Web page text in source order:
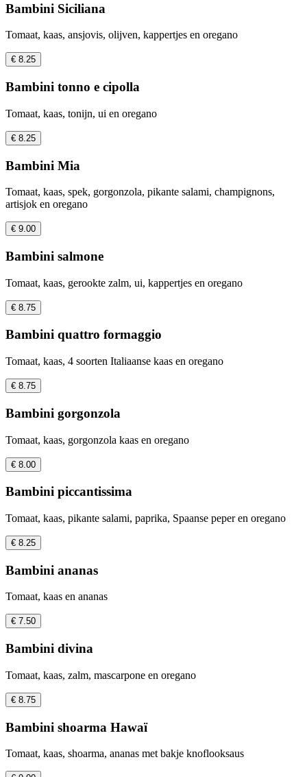
Bambini Siciliana
Tomaat, kaas, ansjovis, olijven, kappertjes en oregano
€ 8.25
Bambini tonno e cipolla
Tomaat, kaas, tonijn, ui en oregano
€ 8.25
Bambini Mia
Tomaat, kaas, spek, gorgonzola, pikante salami, champignons,
artisjok en oregano
€ 9.00
Bambini salmone
Tomaat, kaas, gerookte zalm, ui, kappertjes en oregano
€ 8.75
Bambini quattro formaggio
Tomaat, kaas, 4 soorten Italiaanse kaas en oregano
€ 8.75
Bambini gorgonzola
Tomaat, kaas, gorgonzola kaas en oregano
€ 8.00
Bambini piccantissima
Tomaat, kaas, pikante salami, paprika, Spaanse peper en oregano
€ 8.25
Bambini ananas
Tomaat, kaas en ananas
€ 7.50
Bambini divina
Tomaat, kaas, zalm, mascarpone en oregano
€ 8.75
Bambini shoarma Hawaï
Tomaat, kaas, shoarma, ananas met bakje knoflooksaus